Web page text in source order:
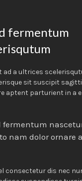
fermentum
ad a ultrices
sit suscipit
aptent parturient in a
fermentum
nam dolor ornare
consectetur dis nec